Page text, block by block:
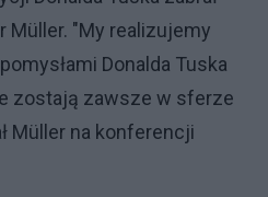
Müller. "My realizujemy
Donalda Tuska
zostają zawsze w sferze
Müller na konferencji